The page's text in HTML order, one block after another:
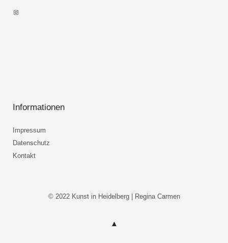
Informationen
Impressum
Datenschutz
Kontakt
© 2022 Kunst in Heidelberg | Regina Carmen